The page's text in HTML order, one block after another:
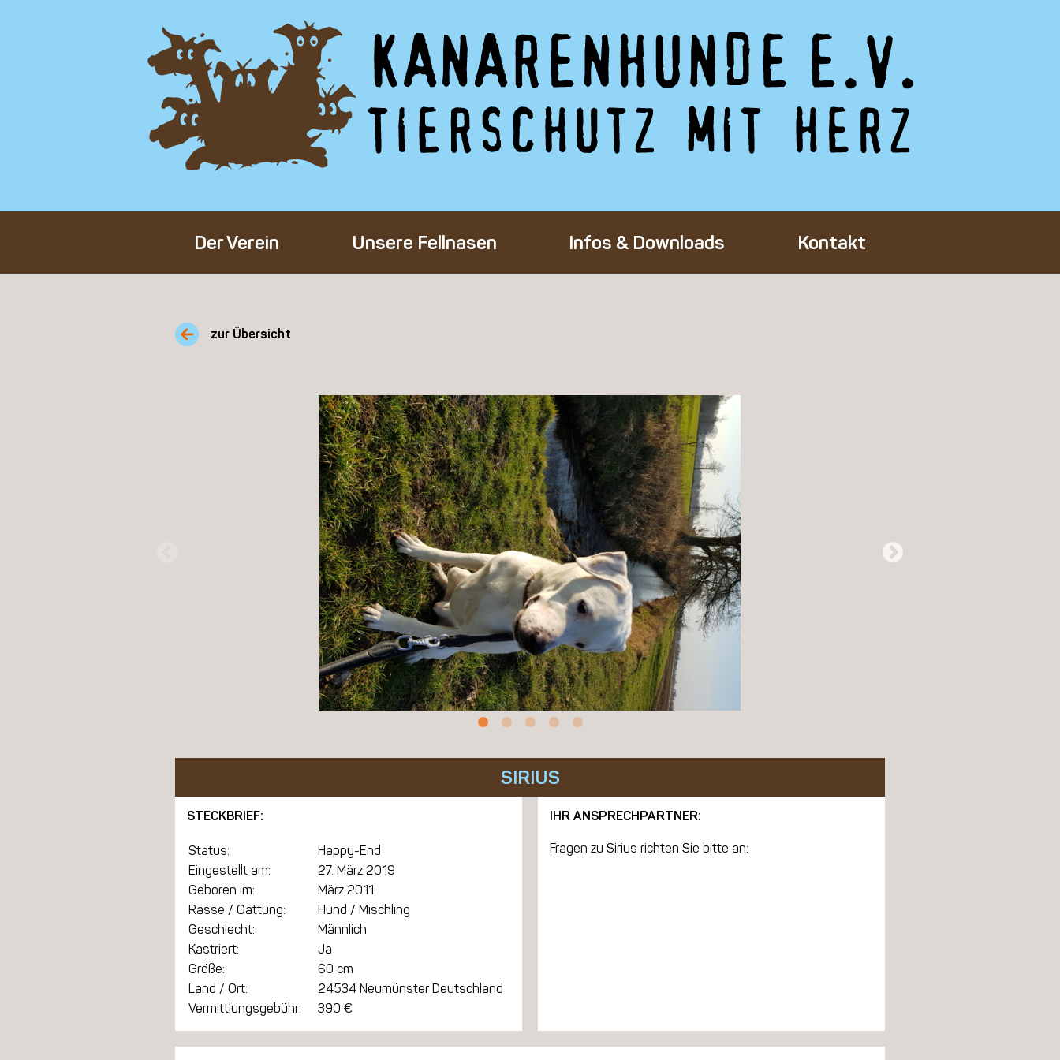
Der Verein
Über den Verein
Unser Team
Unsere Fellnasen
Alle Hunde
Infos & Downloads
Adoption eines Tieres
Pflegestelle
Mitgliedschaft
Spenden
Kontakt
zur Übersicht
SIRIUS
STECKBRIEF:
Status:
Happy-End
Eingestellt am:
27. März 2019
Geboren im:
März 2011
Rasse / Gattung:
Hund / Mischling
Geschlecht:
Männlich
Kastriert:
Ja
Größe:
60 cm
Land / Ort:
24534 Neumünster Deutschland
Vermittlungsgebühr:
390 €
IHR ANSPRECHPARTNER:
Fragen zu Sirius richten Sie bitte an: